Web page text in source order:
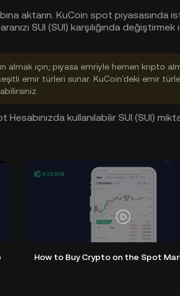
aktarın. KuCoin spot piyasasında
SUI (SUI) karşılığında değiştirmek
almak için; piyasa emriyle hemen kripto
emir türleri sunar. KuCoin'deki emir
kullanılabilir SUI (SUI)
How to Buy Crypto on the Spot